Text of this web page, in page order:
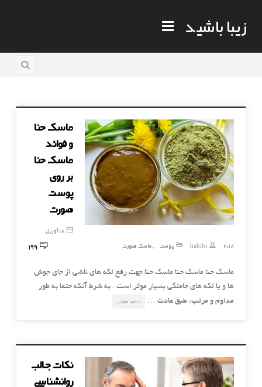
زیبا باشید
ماسک حنا
و فوائد
ماسک حنا
بر روی
پوست
صورت
18 آوریل,
2018
habibi پوست , ماسک صورت 199
ماسک حنا ماسک حنا ماسک حنا جهت رفع لکه های ناشی از جای جوش
ها و یا لکه های حاملگی بسیار موثر است . به شرط آنکه حتما به طور
مداوم و مرتب، طبق عادت …
ادامه مطلب
نکات جالب
روانشناسی